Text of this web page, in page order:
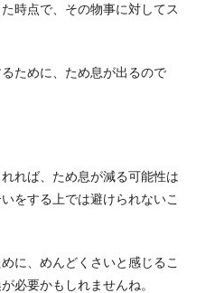
時点で、その物事に対してス
ために、ため息が出るので
れば、ため息が減る可能性は
をする上では避けられないこ
に、めんどくさいと感じるこ
必要かもしれませんね。